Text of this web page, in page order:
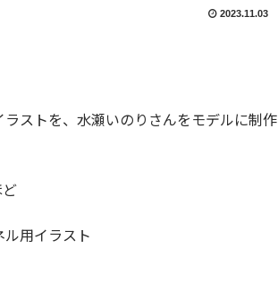
2023.11.03
ストを、水瀬いのりさんをモデルに制作
用イラスト